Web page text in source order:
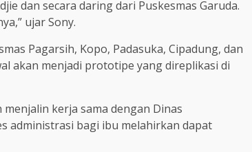
dan secara daring dari Puskesmas Garuda.
ujar Sony.
Pagarsih, Kopo, Padasuka, Cipadung, dan
akan menjadi prototipe yang direplikasi di
kerja sama dengan Dinas
administrasi bagi ibu melahirkan dapat